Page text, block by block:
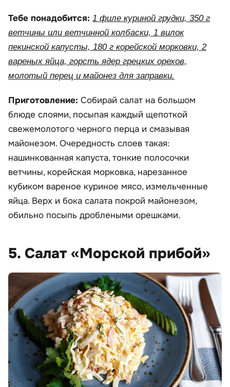
Тебе понадобится: 1 филе куриной грудки, 350 г
ветчины или ветчинной колбаски, 1 вилок
пекинской капусты, 180 г корейской морковки, 2
вареных яйца, горсть ядер грецких орехов,
молотый перец и майонез для заправки.
Приготовление: Собирай салат на большом
блюде слоями, посыпая каждый щепоткой
свежемолотого черного перца и смазывая
майонезом. Очередность слоев такая:
нашинкованная капуста, тонкие полосочки
ветчины, корейская морковка, нарезанное
кубиком вареное куриное мясо, измельченные
яйца. Верх и бока салата покрой майонезом,
обильно посыпь дроблеными орешками.
5. Салат «Морской прибой»